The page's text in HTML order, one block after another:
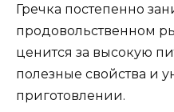
Гречка постепенно
продовольственном
ценится за высокую
полезные свойства и
приготовлении.